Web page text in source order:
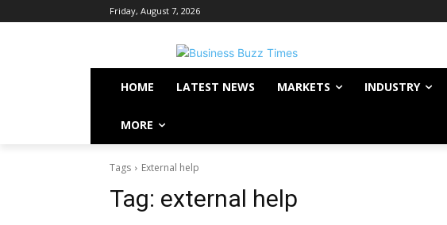
Friday, August 7, 2026
HOME LATEST NEWS MARKETS INDUSTRY
MORE
Tags External help
Tag: external help